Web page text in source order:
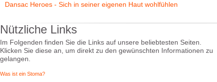
Dansac Heroes - Sich in seiner eigenen Haut wohlfühlen
Nützliche Links
Im Folgenden finden Sie die Links auf unsere beliebtesten Seiten.
Klicken Sie diese an, um direkt zu den gewünschten Informationen zu
gelangen.
Was ist ein Stoma?